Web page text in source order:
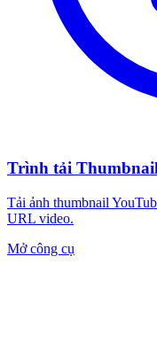
Trình tải
Tải ảnh thumbnail
URL video.
Mở công cụ